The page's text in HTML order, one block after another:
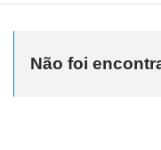
Não foi